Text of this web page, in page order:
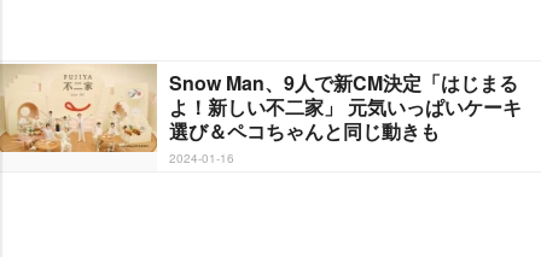
Snow Man、9人で新CM決定「はじまる
よ！新しい不二家」 元気いっぱいケーキ
選び＆ペコちゃんと同じ動きも
2024-01-16